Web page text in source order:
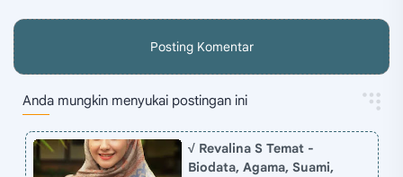
Posting Komentar
Anda mungkin menyukai postingan ini
√ Revalina S Temat -
Biodata, Agama, Suami,